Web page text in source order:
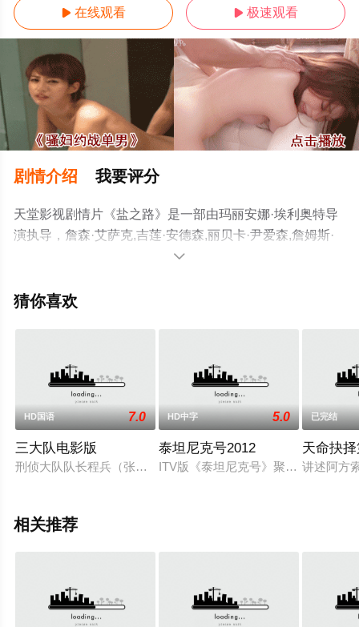
 在线观看  极速观看
剧情介绍 我要评分
天堂影视剧情片《盐之路》是一部由玛丽安娜·埃利奥特导
演执导，詹森·艾萨克,吉莲·安德森,丽贝卡·尹爱森,詹姆斯·
兰斯,赫米奥娜·诺里斯,安格斯·瑞特,劳埃德·哈钦森,玛丽安
尔,Sasha,Frost,贝恩·科拉
至豆瓣电影、电视猫或剧情网等平台了解。
。

猜你喜欢
HD国语 7.0
三大队电影版
刑侦大队队长程兵（张译 饰）带领的三大队在办理一起恶性案
HD中字 5.0
泰坦尼克号2012
ITV版《泰坦尼克号》聚焦不同的阶
已完结
天命抉
讲述阿方
相关推荐